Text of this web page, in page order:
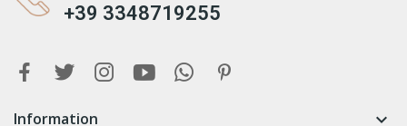
+39 3348719255
Information 